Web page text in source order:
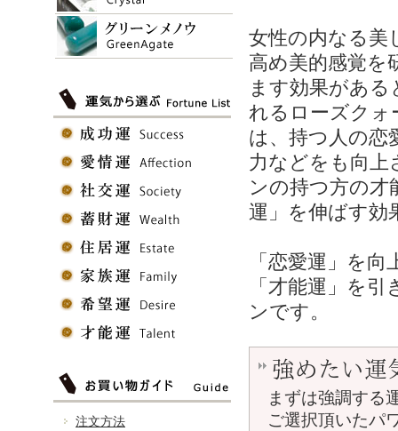
女性の内なる美
高め美的感覚を
ます効果がある
れるローズクォ
は、持つ人の恋
力などをも向
ンの持つ方の
運」を伸ばす効
「恋愛運」を
「才能運」を
ンです。
強めたい運
まずは強調する
ご選択頂いたパ
注文方法